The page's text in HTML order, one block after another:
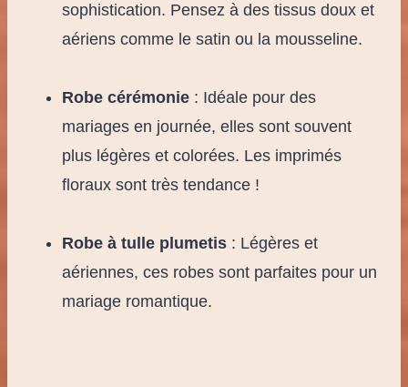
sophistication. Pensez à des tissus doux et
aériens comme le satin ou la mousseline.
Robe cérémonie : Idéale pour des
mariages en journée, elles sont souvent
plus légères et colorées. Les imprimés
floraux sont très tendance !
Robe à tulle plumetis : Légères et
aériennes, ces robes sont parfaites pour un
mariage romantique.